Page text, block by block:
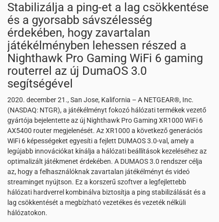
Stabilizálja a ping-et a lag csökkentése
és a gyorsabb sávszélesség
érdekében, hogy zavartalan
játékélményben lehessen részed a
Nighthawk Pro Gaming WiFi 6 gaming
routerrel az új DumaOS 3.0
segítségével
2020. december 21., San Jose, Kalifornia – A NETGEAR®, Inc.
(NASDAQ: NTGR), a játékélményt fokozó hálózati termékek vezető
gyártója bejelentette az új Nighthawk Pro Gaming XR1000 WiFi 6
AX5400 router megjelenését. Az XR1000 a következő generációs
WiFi 6 képességeket egyesíti a fejlett DUMAOS 3.0-val, amely a
legújabb innovációkat kínálja a hálózati beállítások kezeléséhez az
optimalizált játékmenet érdekében. A DUMAOS 3.0 rendszer célja
az, hogy a felhasználóknak zavartalan játékélményt és videó
streaminget nyújtson. Ez a korszerű szoftver a legfejlettebb
hálózati hardverrel kombinálva biztosítja a ping stabilizálását és a
lag csökkentését a megbízható vezetékes és vezeték nélküli
hálózatokon.